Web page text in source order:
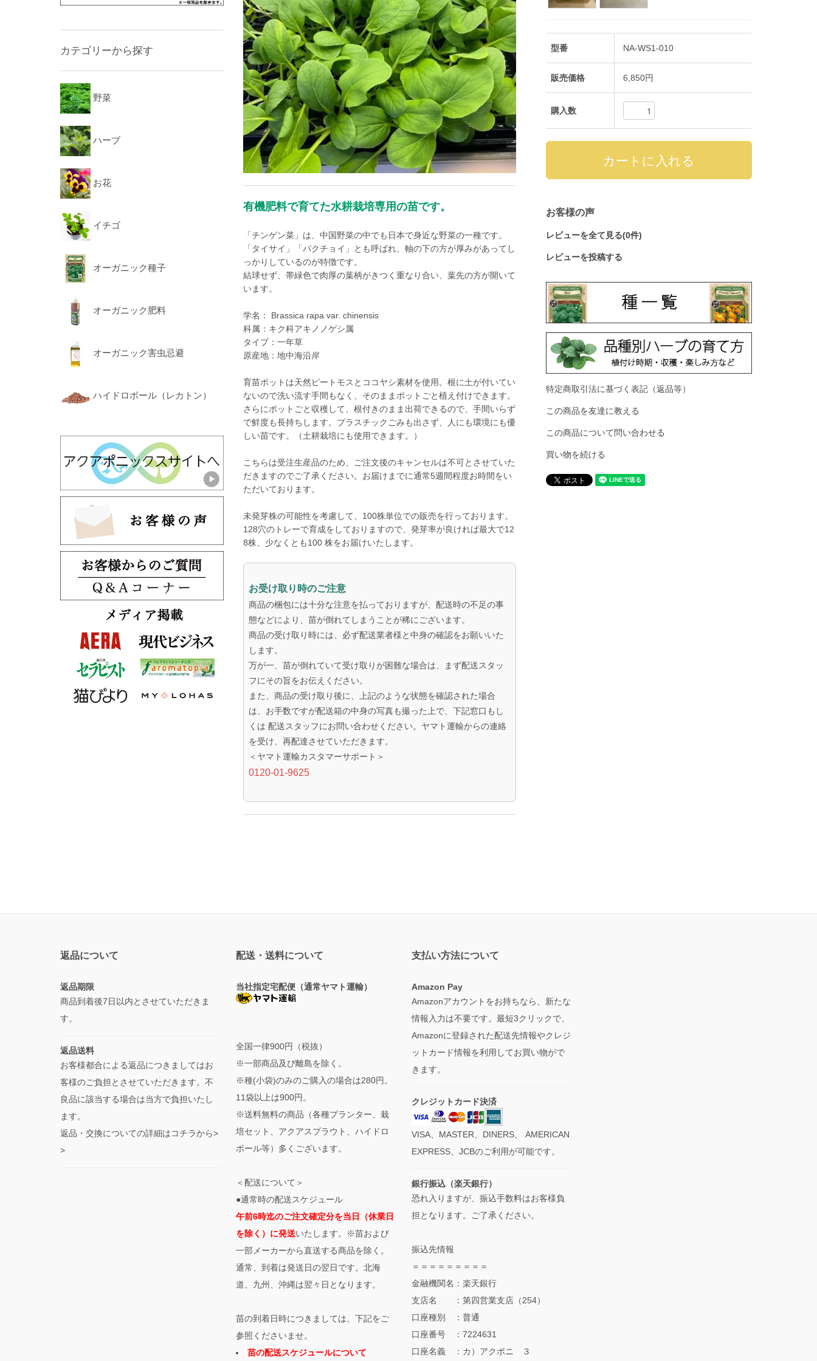
有機肥料で育てた水耕栽培専用の苗です。
「チンゲン菜」は、中国野菜の中でも日本で身近な野菜の一種です。
「タイサイ」「パクチョイ」とも呼ばれ、軸の下の方が厚みがあってし
っかりしているのが特徴です。
結球せず、帯緑色で肉厚の葉柄がきつく重なり合い、葉先の方が開いて
います。
学名： Brassica rapa var. chinensis
科属：キク科アキノノゲシ属
タイプ：一年草
原産地：地中海沿岸
育苗ポットは天然ピートモスとココヤシ素材を使用。根に土が付いてい
ないので洗い流す手間もなく、そのままポットごと植え付けできます。
さらにポットごと収穫して、根付きのまま出荷できるので、手間いらず
で鮮度も長持ちします。プラスチックごみも出さず、人にも環境にも優
しい苗です。（土耕栽培にも使用できます。）
こちらは受注生産品のため、ご注文後のキャンセルは不可とさせていた
だきますのでご了承ください。お届けまでに通常5週間程度お時間をい
ただいております。
未発芽株の可能性を考慮して、100株単位での販売を行っております。
128穴のトレーで育成をしておりますので、発芽率が良ければ最大で12
8株、少なくとも100 株をお届けいたします。
お受け取り時のご注意
商品の梱包には十分な注意を払っておりますが、配送時の不足の事
態などにより、苗が倒れてしまうことが稀にございます。
商品の受け取り時には、必ず配送業者様と中身の確認をお願いいた
します。
万が一、苗が倒れていて受け取りが困難な場合は、まず配送スタッ
フにその旨をお伝えください。
また、商品の受け取り後に、上記のような状態を確認された場合
は、お手数ですが配送箱の中身の写真も撮った上で、下記窓口もし
くは 配送スタッフにお問い合わせください。ヤマト運輸からの連絡
を受け、再配達させていただきます。
＜ヤマト運輸カスタマーサポート＞
0120-01-9625
型番 NA-WS1-010
販売価格 6,850円
購入数
お客様の声
レビューを全て見る(0件)
レビューを投稿する
特定商取引法に基づく表記（返品等）
この商品を友達に教える
この商品について問い合わせる
買い物を続ける
カテゴリーから探す
野菜
ハーブ
お花
イチゴ
オーガニック種子
オーガニック肥料
オーガニック害虫忌避
ハイドロボール（レカトン）
返品について
返品期限
商品到着後7日以内とさせていただきま
す。
返品送料
お客様都合による返品につきましてはお
客様のご負担とさせていただきます。不
良品に該当する場合は当方で負担いたし
ます。
返品・交換についての詳細はコチラから>
>
配送・送料について
当社指定宅配便（通常ヤマト運輸）
全国一律900円（税抜）
※一部商品及び離島を除く。
※種(小袋)のみのご購入の場合は280円。
11袋以上は900円。
※送料無料の商品（各種プランター、栽
培セット、アクアスプラウト、ハイドロ
ボール等）多くございます。
＜配送について＞
●通常時の配送スケジュール
午前6時迄のご注文確定分を当日（休業日
を除く）に発送いたします。※苗および
一部メーカーから直送する商品を除く。
通常、到着は発送日の翌日です。北海
道、九州、沖縄は翌々日となります。
苗の到着日時につきましては、下記をご
参照くださいませ。
苗の配送スケジュールについて
支払い方法について
Amazon Pay
Amazonアカウントをお持ちなら、新たな
情報入力は不要です。最短3クリックで、
Amazonに登録された配送先情報やクレジ
ットカード情報を利用してお買い物がで
きます。
クレジットカード決済
VISA、MASTER、DINERS、 AMERICAN
EXPRESS、JCBのご利用が可能です。
銀行振込（楽天銀行）
恐れ入りますが、振込手数料はお客様負
担となります。ご了承ください。
振込先情報
＝＝＝＝＝＝＝＝＝
金融機関名：楽天銀行
支店名 ：第四営業支店（254）
口座種別 ：普通
口座番号 ：7224631
口座名義 ：カ）アクポニ ３